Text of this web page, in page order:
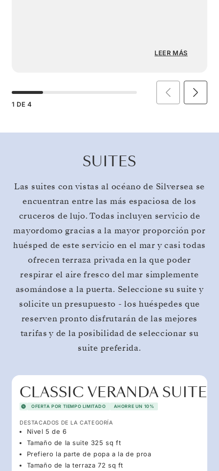
LEER MÁS
1 DE 4
SUITES
Las suites con vistas al océano de Silversea se
encuentran entre las más espaciosa de los
cruceros de lujo. Todas incluyen servicio de
mayordomo gracias a la mayor proporción por
huésped de este servicio en el mar y casi todas
ofrecen terraza privada en la que poder
respirar el aire fresco del mar simplemente
asomándose a la puerta. Seleccione su suite y
solicite un presupuesto - los huéspedes que
reserven pronto disfrutarán de las mejores
tarifas y de la posibilidad de seleccionar su
suite preferida.
CLASSIC VERANDA SUITE
OFERTA POR TIEMPO LIMITADO AHORRE UN 10%
DESTACADOS DE LA CATEGORÍA
Nivel 5 de 6
Tamaño de la suite 325 sq ft
Prefiero la parte de popa a la de proa
Tamaño de la terraza 72 sq ft